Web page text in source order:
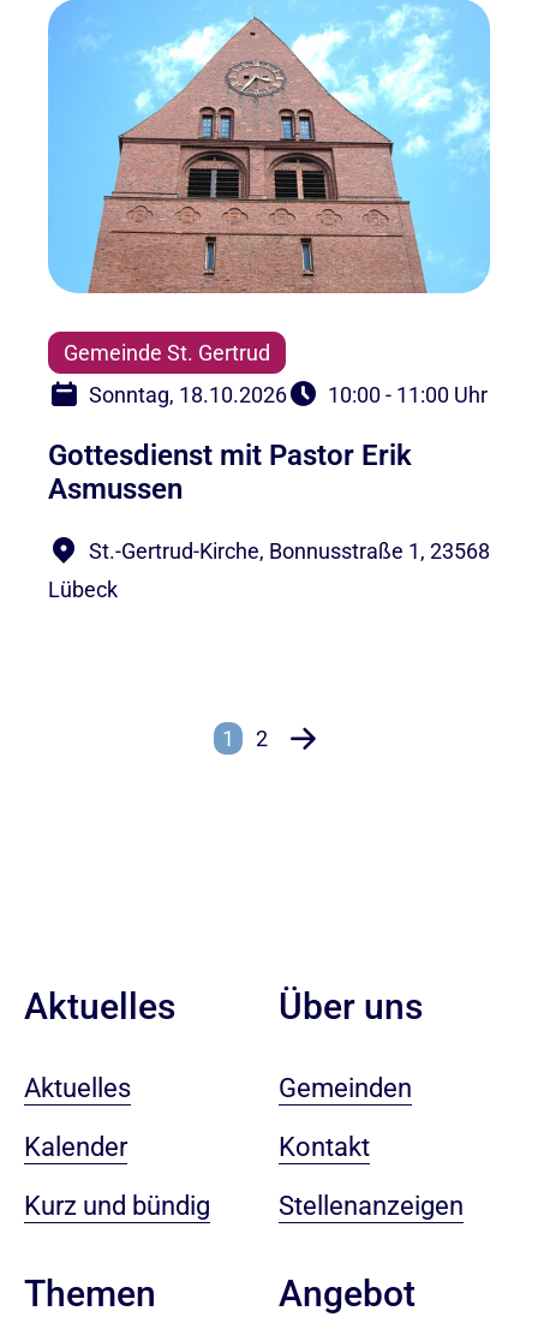
Gemeinde St. Gertrud
Sonntag, 18.10.2026
10:00 - 11:00 Uhr
Gottesdienst mit Pastor Erik
Asmussen
St.-Gertrud-Kirche, Bonnusstraße 1, 23568
Lübeck
1 2
Aktuelles
Aktuelles
Kalender
Kurz und bündig
Themen
Über uns
Gemeinden
Kontakt
Stellenanzeigen
Angebot